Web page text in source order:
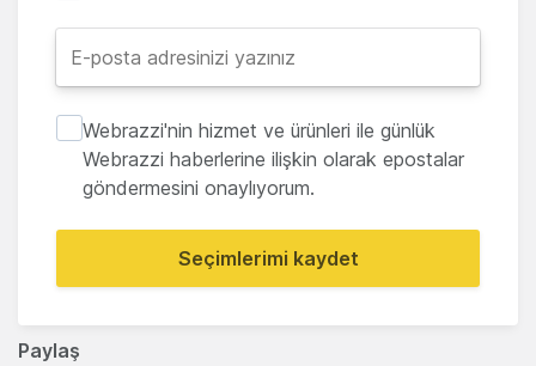
Paylaş
Webrazzi'nin hizmet ve ürünleri ile günlük
Webrazzi haberlerine ilişkin olarak epostalar
göndermesini onaylıyorum.
Seçimlerimi kaydet